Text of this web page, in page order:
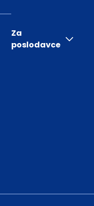
Za
poslodavce